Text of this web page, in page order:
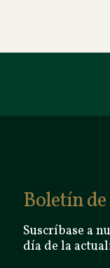
Boletín
Suscríbase a
día de la